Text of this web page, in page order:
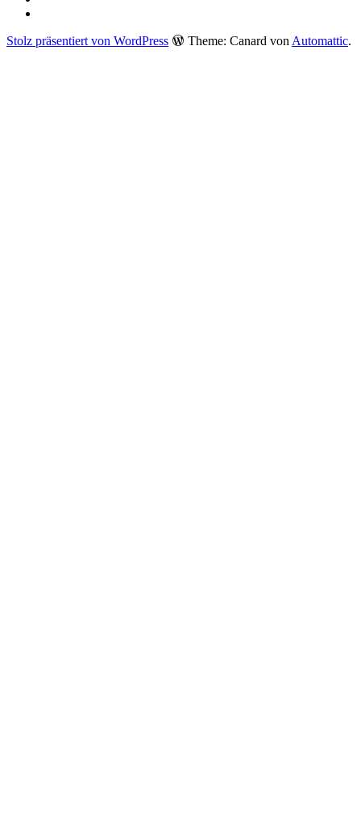
Stolz präsentiert von WordPress Theme: Canard von Automattic.